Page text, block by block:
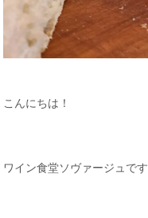
こんにちは！
ワイン食堂ソヴァージュです